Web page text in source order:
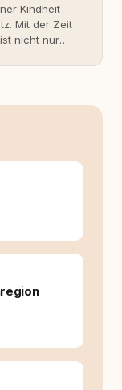
Kindheit –
Mit der Zeit
nicht nur
mit meinem
Verständnis
Aus dieser
– ein
Österreich
Wer seinen
–
guttut.